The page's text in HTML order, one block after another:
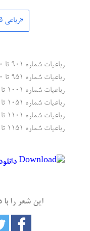
«رباعی
رباعیات شماره ۹۰۱ تا ۹۵۰
رباعیات شماره ۹۵۱ تا ۱۰۰۰
رباعیات شماره ۱۰۰۱ تا ۱۰۵۰
رباعیات شماره ۱۰۵۱ تا ۱۱۰۰
رباعیات شماره ۱۱۰۱ تا ۱۱۵۰
رباعیات شماره ۱۱۵۱ تا ۱۲۰۰
این شعر را با